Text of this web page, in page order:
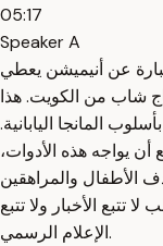
05:17
Speaker A
عن أنيميشن يعطي
شاب من الكويت. هذا
المانجا اليابانية.
يواجه هذه الأدوات،
الأطفال والمراهقين
تتبع الأخبار ولا تتبع
الإعلام الرسمي.